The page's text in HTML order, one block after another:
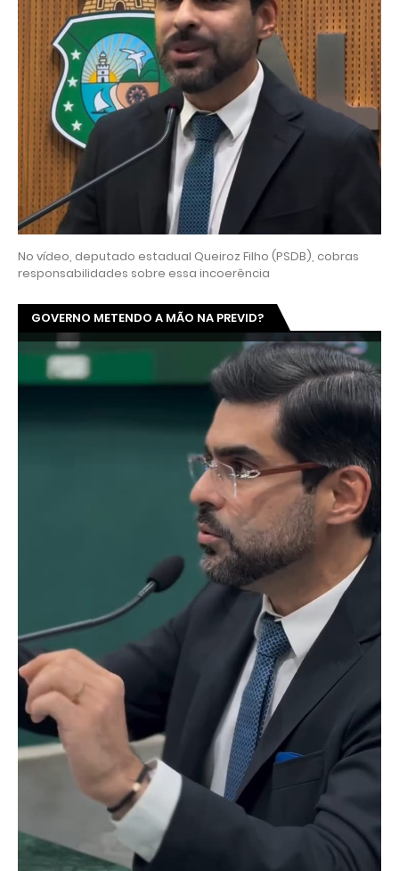
No vídeo, deputado estadual Queiroz Filho (PSDB), cobras
responsabilidades sobre essa incoerência
GOVERNO METENDO A MÃO NA PREVID?